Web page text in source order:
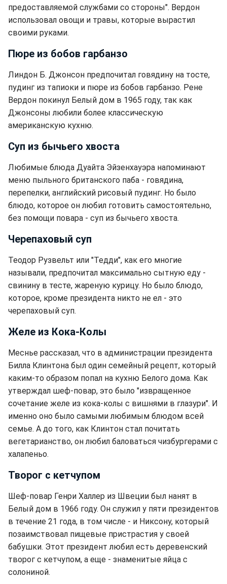
предоставляемой службами со стороны". Вердон
использовал овощи и травы, которые вырастил
своими руками.
Пюре из бобов гарбанзо
Линдон Б. Джонсон предпочитал говядину на тосте,
пудинг из тапиоки и пюре из бобов гарбанзо. Рене
Вердон покинул Белый дом в 1965 году, так как
Джонсоны любили более классическую
американскую кухню.
Суп из бычьего хвоста
Любимые блюда Дуайта Эйзенхауэра напоминают
меню пыльного британского паба - говядина,
перепелки, английский рисовый пудинг. Но было
блюдо, которое он любил готовить самостоятельно,
без помощи повара - суп из бычьего хвоста.
Черепаховый суп
Теодор Рузвельт или "Тедди", как его многие
называли, предпочитал максимально сытную еду -
свинину в тесте, жареную курицу. Но было блюдо,
которое, кроме президента никто не ел - это
черепаховый суп.
Желе из Кока-Колы
Меснье рассказал, что в администрации президента
Билла Клинтона был один семейный рецепт, который
каким-то образом попал на кухню Белого дома. Как
утверждал шеф-повар, это было "извращенное
сочетание желе из кока-колы с вишнями в глазури". И
именно оно было самыми любимым блюдом всей
семье. А до того, как Клинтон стал почитать
вегетарианство, он любил баловаться чизбургерами с
халапеньо.
Творог с кетчупом
Шеф-повар Генри Халлер из Швеции был нанят в
Белый дом в 1966 году. Он служил у пяти президентов
в течение 21 года, в том числе - и Никсону, который
позаимствовал пищевые пристрастия у своей
бабушки. Этот президент любил есть деревенский
творог с кетчупом, а еще - знаменитые яйца с
солониной.